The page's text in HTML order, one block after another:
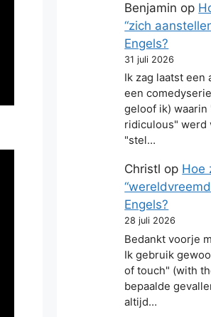
Benjamin op
“zich
Engels?
31 juli 2026
Ik zag laatst een
een
geloof ik) waarin
ridiculous" werd
"stel…
Christl op Hoe
Engels?
28 juli 2026
Bedankt voorje
Ik gebruik
of touch" (with
bepaalde
altijd…